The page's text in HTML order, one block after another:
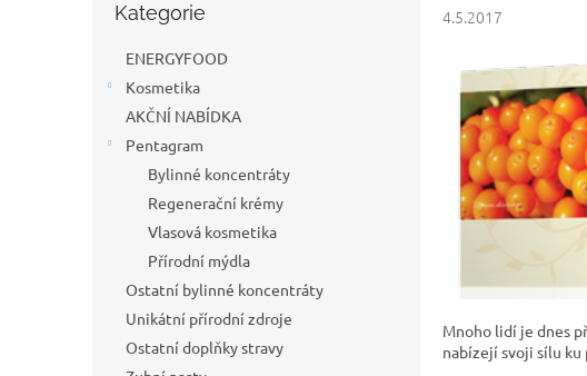
kategorie
Kategorie
ENERGYFOOD
Kosmetika
AKČNÍ NABÍDKA
Pentagram
Bylinné koncentráty
Regenerační krémy
Vlasová kosmetika
Přírodní mýdla
Ostatní bylinné koncentráty
Unikátní přírodní zdroje
Ostatní doplňky stravy
4.5.2017
Mnoho lidí je dnes
nabízejí svoji sílu ku